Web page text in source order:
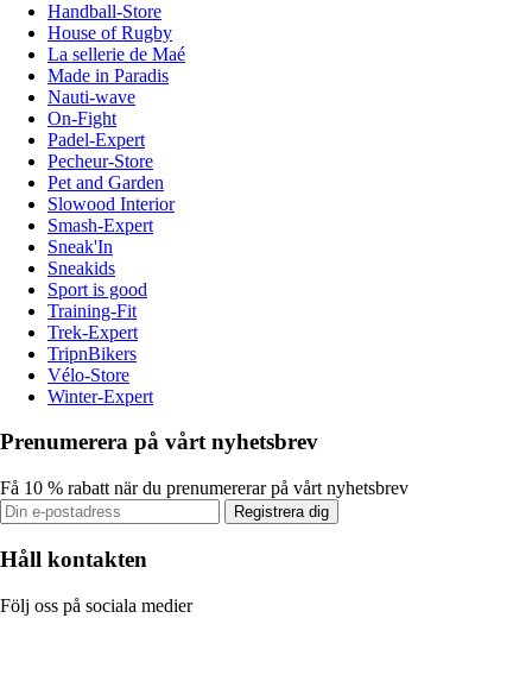
Handball-Store
House of Rugby
La sellerie de Maé
Made in Paradis
Nauti-wave
On-Fight
Padel-Expert
Pecheur-Store
Pet and Garden
Slowood Interior
Smash-Expert
Sneak'In
Sneakids
Sport is good
Training-Fit
Trek-Expert
TripnBikers
Vélo-Store
Winter-Expert
Prenumerera på vårt nyhetsbrev
Få 10 % rabatt när du prenumererar på vårt nyhetsbrev
Registrera dig
Håll kontakten
Följ oss på sociala medier